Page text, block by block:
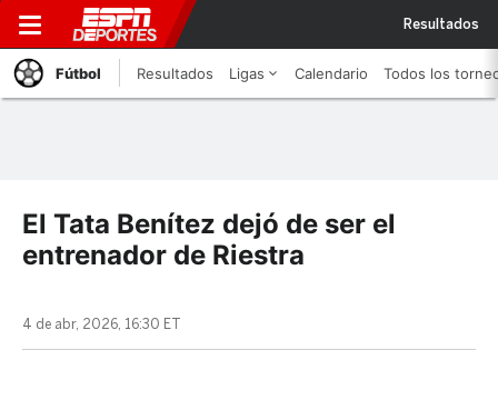
Resultados
Fútbol Resultados Ligas Calendario Todos los
El Tata Benítez dejó de ser el
entrenador de Riestra
4 de abr, 2026, 16:30 ET